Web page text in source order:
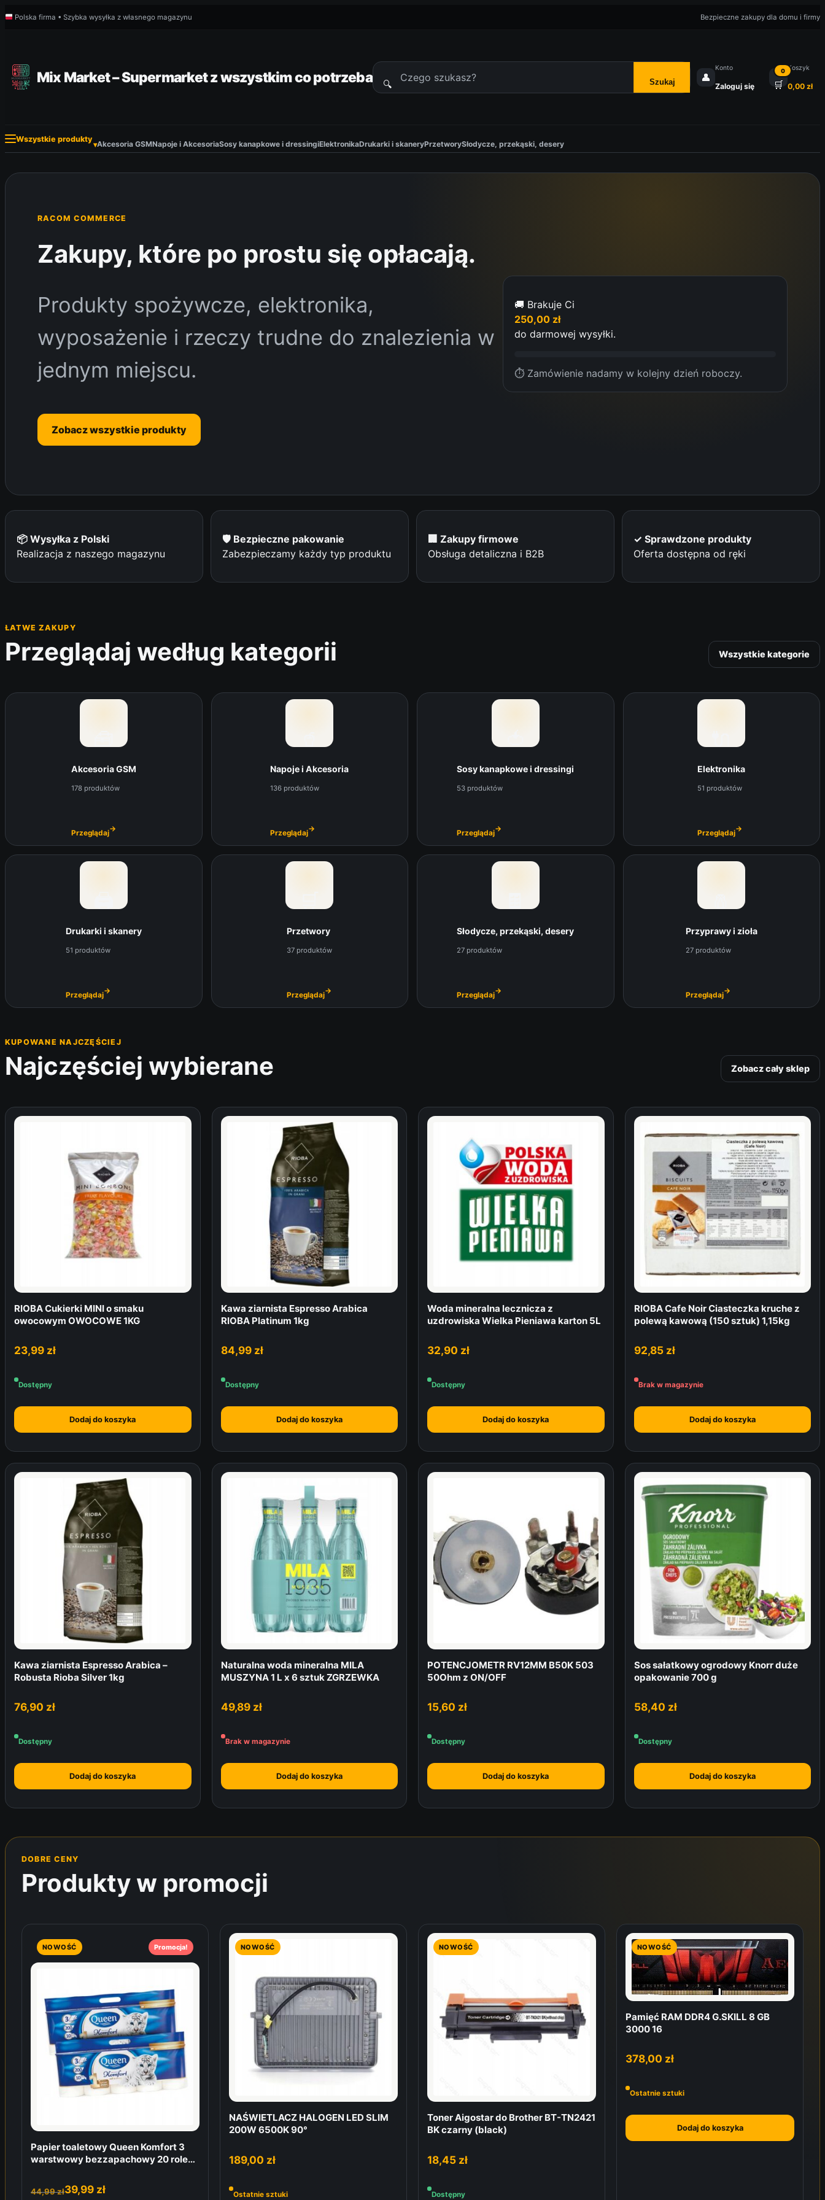
Przejdź
Polska firma • Szybka wysyłka z własnego magazynu Bezpieczne zakupy dla domu i firmy
Mix Market – Supermarket z wszystkim co potrzeba
Szukaj
🔍 Szukaj 👤
Konto
Zaloguj się 🛒
0 Koszyk
0,00 zł
Wszystkie produkty
▾Akcesoria GSMNapoje i AkcesoriaSosy kanapkowe i dressingiElektronikaDrukarki i skaneryPrzetworySłodycze, przekąski, desery
RACOM COMMERCE
Zakupy, które po prostu się opłacają.
Produkty spożywcze, elektronika,
wyposażenie i rzeczy trudne do znalezienia w
jednym miejscu.
Zobacz wszystkie produkty
🚚 Brakuje Ci
250,00 zł
do darmowej wysyłki.
⏱ Zamówienie nadamy w kolejny dzień roboczy.
📦 Wysyłka z Polski
Realizacja z naszego magazynu
🛡 Bezpieczne pakowanie
Zabezpieczamy każdy typ produktu
🏢 Zakupy firmowe
Obsługa detaliczna i B2B
✓ Sprawdzone produkty
Oferta dostępna od ręki
ŁATWE ZAKUPY
Przeglądaj według kategorii Wszystkie kategorie
Akcesoria GSM
178 produktów
Przeglądaj→
Napoje i Akcesoria
136 produktów
Przeglądaj→
Sosy kanapkowe i dressingi
53 produktów
Przeglądaj→
Elektronika
51 produktów
Przeglądaj→
Drukarki i skanery
51 produktów
Przeglądaj→
Przetwory
37 produktów
Przeglądaj→
Słodycze, przekąski, desery
27 produktów
Przeglądaj→
Przyprawy i zioła
27 produktów
Przeglądaj→
KUPOWANE NAJCZĘŚCIEJ
Najczęściej wybierane Zobacz cały sklep
RIOBA Cukierki MINI o smaku
owocowym OWOCOWE 1KG
23,99 zł
Dostępny
Dodaj do koszyka
Kawa ziarnista Espresso Arabica
RIOBA Platinum 1kg
84,99 zł
Dostępny
Dodaj do koszyka
Woda mineralna lecznicza z
uzdrowiska Wielka Pieniawa karton 5L
32,90 zł
Dostępny
Dodaj do koszyka
RIOBA Cafe Noir Ciasteczka kruche z
polewą kawową (150 sztuk) 1,15kg
92,85 zł
Brak w magazynie
Dodaj do koszyka
Kawa ziarnista Espresso Arabica –
Robusta Rioba Silver 1kg
76,90 zł
Dostępny
Dodaj do koszyka
Naturalna woda mineralna MILA
MUSZYNA 1 L x 6 sztuk ZGRZEWKA
49,89 zł
Brak w magazynie
Dodaj do koszyka
POTENCJOMETR RV12MM B50K 503
50Ohm z ON/OFF
15,60 zł
Dostępny
Dodaj do koszyka
Sos sałatkowy ogrodowy Knorr duże
opakowanie 700 g
58,40 zł
Dostępny
Dodaj do koszyka
DOBRE CENY
Produkty w promocji
NOWOŚĆ Promocja!
Papier toaletowy Queen Komfort 3
warstwowy bezzapachowy 20 rolek
44,99zł39,99 zł
NOWOŚĆ
NAŚWIETLACZ HALOGEN LED SLIM
200W 6500K 90°
189,00 zł
Ostatnie sztuki
NOWOŚĆ
Toner Aigostar do Brother BT-TN2421
BK czarny (black)
18,45 zł
Dostępny
NOWOŚĆ
Pamięć RAM DDR4 G.SKILL 8 GB
3000 16
378,00 zł
Ostatnie sztuki
Dodaj do koszyka